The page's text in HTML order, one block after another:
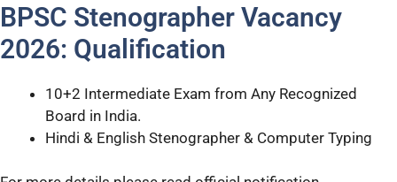
BPSC Stenographer Vacancy
2026: Qualification
10+2 Intermediate Exam from Any Recognized
Board in India.
Hindi & English Stenographer & Computer Typing